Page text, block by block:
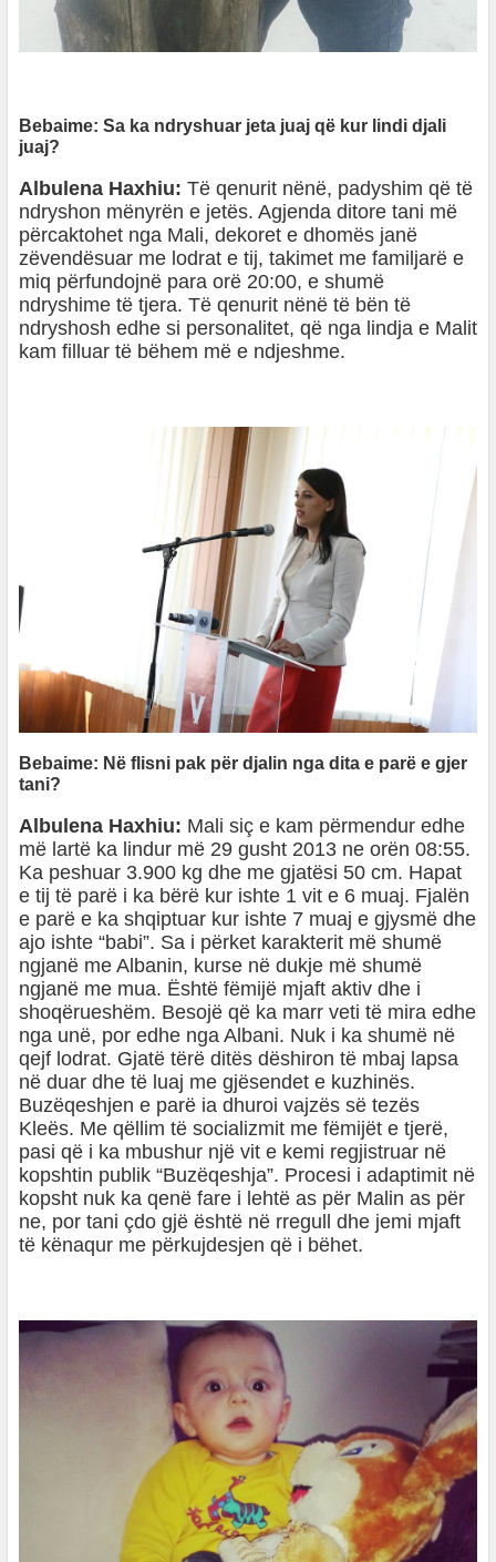
Bebaime: Sa ka ndryshuar jeta juaj që kur lindi djali
juaj?
Albulena Haxhiu: Të qenurit nënë, padyshim që të
ndryshon mënyrën e jetës. Agjenda ditore tani më
përcaktohet nga Mali, dekoret e dhomës janë
zëvendësuar me lodrat e tij, takimet me familjarë e
miq përfundojnë para orë 20:00, e shumë
ndryshime të tjera. Të qenurit nënë të bën të
ndryshosh edhe si personalitet, që nga lindja e Malit
kam filluar të bëhem më e ndjeshme.
Bebaime: Në flisni pak për djalin nga dita e parë e gjer
tani?
Albulena Haxhiu: Mali siç e kam përmendur edhe
më lartë ka lindur më 29 gusht 2013 ne orën 08:55.
Ka peshuar 3.900 kg dhe me gjatësi 50 cm. Hapat
e tij të parë i ka bërë kur ishte 1 vit e 6 muaj. Fjalën
e parë e ka shqiptuar kur ishte 7 muaj e gjysmë dhe
ajo ishte “babi”. Sa i përket karakterit më shumë
ngjanë me Albanin, kurse në dukje më shumë
ngjanë me mua. Është fëmijë mjaft aktiv dhe i
shoqërueshëm. Besojë që ka marr veti të mira edhe
nga unë, por edhe nga Albani. Nuk i ka shumë në
qejf lodrat. Gjatë tërë ditës dëshiron të mbaj lapsa
në duar dhe të luaj me gjësendet e kuzhinës.
Buzëqeshjen e parë ia dhuroi vajzës së tezës
Kleës. Me qëllim të socializmit me fëmijët e tjerë,
pasi që i ka mbushur një vit e kemi regjistruar në
kopshtin publik “Buzëqeshja”. Procesi i adaptimit në
kopsht nuk ka qenë fare i lehtë as për Malin as për
ne, por tani çdo gjë është në rregull dhe jemi mjaft
të kënaqur me përkujdesjen që i bëhet.